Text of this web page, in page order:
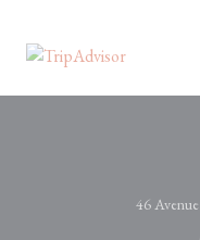
46